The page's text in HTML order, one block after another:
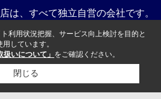
は、すべて独立自営の会社です。
利用状況把握、サービス向上検討を目的と
しています。
扱いについて」 をご確認ください。
閉じる